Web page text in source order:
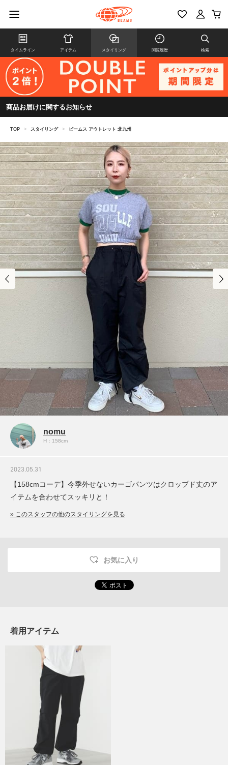
タイムライン アイテム スタイリング 閲覧履歴 検索
商品お届けに関するお知らせ
TOP > スタイリング > ビームス アウトレット 北九州
nomu
H：158cm
2023.05.31
【158cmコーデ】今季外せないカーゴパンツはクロップド丈のア
イテムを合わせてスッキリと！
» このスタッフの他のスタイリングを見る
お気に入り
着用アイテム